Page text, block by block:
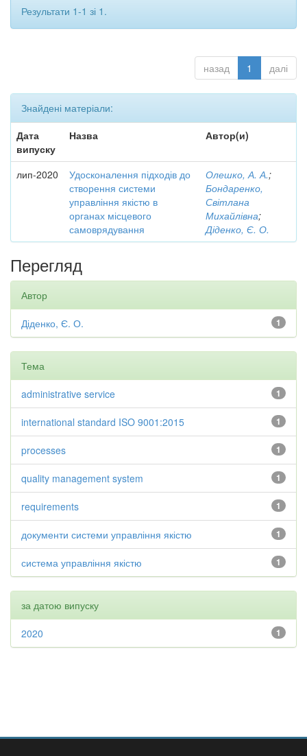
Результати 1-1 зі 1.
назад 1 далі
Знайдені матеріали:
Дата
випуску
Назва Автор(и)
лип-2020
Удосконалення підходів до
створення системи
управління якістю в
органах місцевого
самоврядування
Олешко, А. А.;
Бондаренко,
Світлана
Михайлівна;
Діденко, Є. О.
Перегляд
Автор
1
Діденко, Є. О.
Тема
1
administrative service
1
international standard ISO 9001:2015
1
processes
1
quality management system
1
requirements
1
документи системи управління якістю
1
система управління якістю
за датою випуску
1
2020